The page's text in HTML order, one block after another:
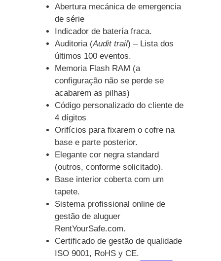
Abertura mecánica de emergencia
de série
Indicador de batería fraca.
Auditoria (Audit trail) – Lista dos
últimos 100 eventos.
Memoria Flash RAM (a
configuração não se perde se
acabarem as pilhas)
Código personalizado do cliente de
4 dígitos
Orifícios para fixarem o cofre na
base e parte posterior.
Elegante cor negra standard
(outros, conforme solicitado).
Base interior coberta com um
tapete.
Sistema profissional online de
gestão de aluguer
RentYourSafe.com.
Certificado de gestão de qualidade
ISO 9001, RoHS y CE.